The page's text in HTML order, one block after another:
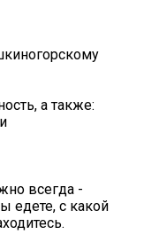
а также:
всегда -
едете, с какой